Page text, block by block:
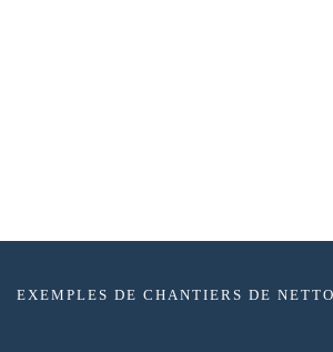
EXEMPLES DE CHANTIERS DE